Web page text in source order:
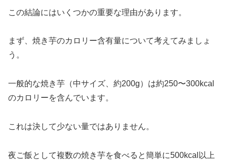
この結論にはいくつかの重要な理由があります。
まず、焼き芋のカロリー含有量について考えてみましょ
う。
一般的な焼き芋（中サイズ、約200g）は約250〜300kcal
のカロリーを含んでいます。
これは決して少ない量ではありません。
夜ご飯として複数の焼き芋を食べると簡単に500kcal以上